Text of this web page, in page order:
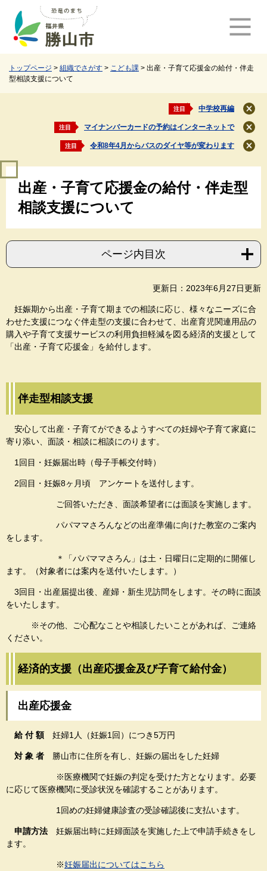
トップページ > 組織でさがす > こども課 > 出産・子育て応援金の給付・伴走
型相談支援について
注目 中学校再編
閉
じ
る
注目 マイナンバーカードの予約はインターネットで
閉
じ
る
注目 令和8年4月からバスのダイヤ等が変わります
閉
出産・子育て応援金の給付・伴走型
相談支援について
ページ内目次
更新日：2023年6月27日更新
妊娠期から出産・子育て期までの相談に応じ、様々なニーズに合
わせた支援につなぐ伴走型の支援に合わせて、出産育児関連用品の
購入や子育て支援サービスの利用負担軽減を図る経済的支援として
「出産・子育て応援金」を給付します。
伴走型相談支援
安心して出産・子育てができるようすべての妊婦や子育て家庭に
寄り添い、面談・相談に相談にのります。
1回目・妊娠届出時（母子手帳交付時）
2回目・妊娠8ヶ月頃 アンケートを送付します。
ご回答いただき、面談希望者には面談を実施します。
パパママさろんなどの出産準備に向けた教室のご案内
をします。
＊「パパママさろん」は土・日曜日に定期的に開催し
ます。（対象者には案内を送付いたします。）
3回目・出産届提出後、産婦・新生児訪問をします。その時に面談
をいたします。
※その他、ご心配なことや相談したいことがあれば、ご連絡
ください。
経済的支援（出産応援金及び子育て給付金）
出産応援金
給 付 額妊婦1人（妊娠1回）につき5万円
対 象 者 勝山市に住所を有し、妊娠の届出をした妊婦
※医療機関で妊娠の判定を受けた方となります。必要
に応じて医療機関に受診状況を確認することがあります。
1回めの妊婦健康診査の受診確認後に支払います。
申請方法 妊娠届出時に妊婦面談を実施した上で申請手続きをし
ます。
※妊娠届出についてはこちら